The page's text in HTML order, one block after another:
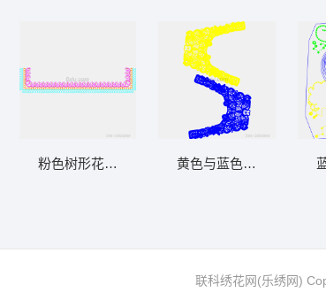
蝶图案粉色树形花边装饰图案 黄色与蓝色蕾丝花边设计
联科绣花网(乐绣网)